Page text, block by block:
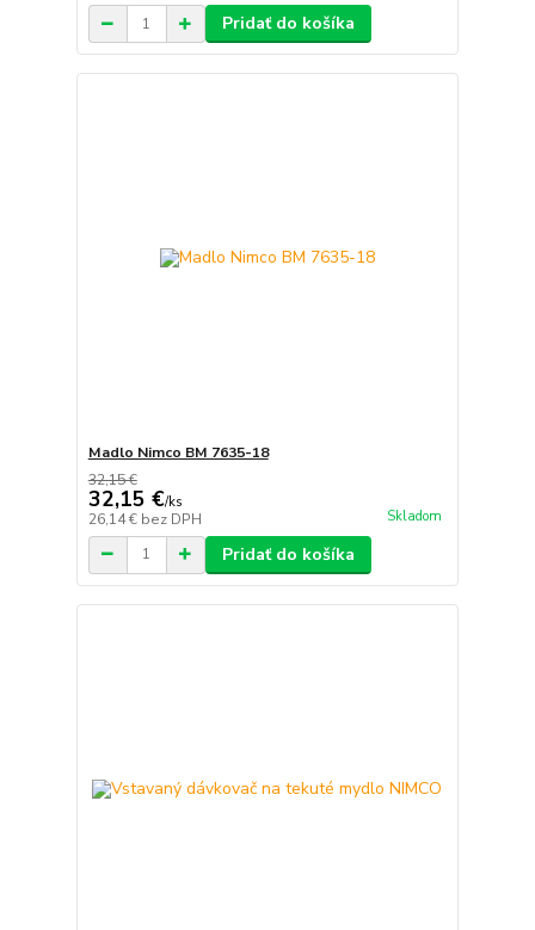
Pridať do košíka
Madlo Nimco BM 7635-18
32,15 €
32,15 €/ks
26,14 € bez DPH Skladom
Pridať do košíka